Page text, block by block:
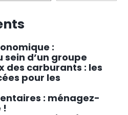
:
d’un groupe
des carburants : les
pour les
: ménagez-
!